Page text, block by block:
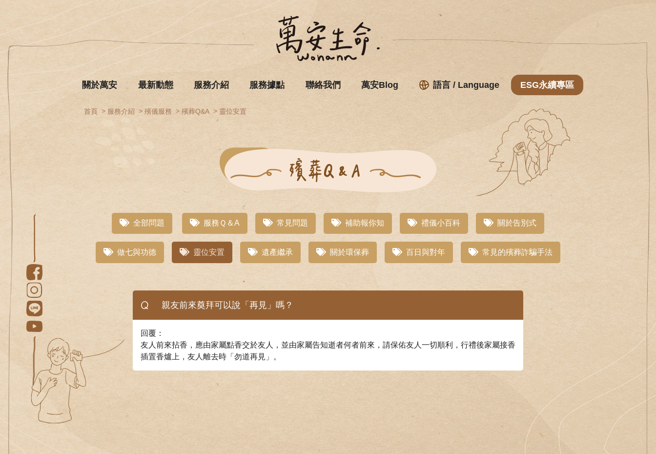
關於萬安 最新動態 服務介紹 服務據點 聯絡我們 萬安Blog 語言 / Language ESG永續專區
首頁 服務介紹 殯儀服務 殯葬Q&A 靈位安置
全部問題 服務Ｑ＆A 常見問題 補助報你知 禮儀小百科 關於告別式
做七與功德 靈位安置 遺產繼承 關於環保葬 百日與對年 常見的殯葬詐騙手法
Q 親友前來奠拜可以說「再見」嗎？
回覆：
友人前來拈香，應由家屬點香交於友人，並由家屬告知逝者何者前來，請保佑友人一切順利，行禮後家屬接香
插置香爐上，友人離去時「勿道再見」。